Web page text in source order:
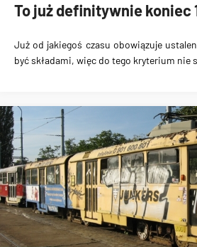
To już definitywnie koniec
Już od jakiegoś czasu obowiązuje
być składami, więc do tego kryterium nie